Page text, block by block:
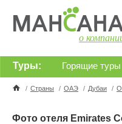
о
Горящие туры
Туры:
/ Страны / ОАЭ / Дубаи /
Фото отеля Emirates